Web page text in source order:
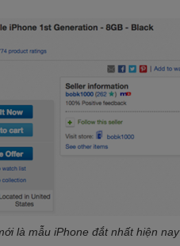
là mẫu iPhone đắt nhất hiện nay